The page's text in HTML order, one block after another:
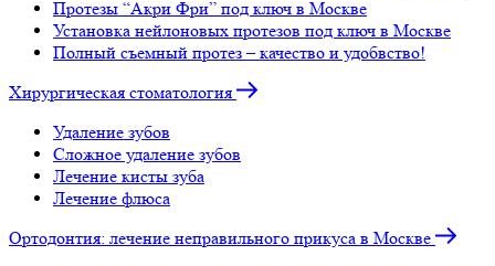
Протезы “Акри Фри” под ключ в Москве
Установка нейлоновых протезов под ключ в Москве
Полный съемный протез – качество и удобвство!
Хирургическая стоматология
Удаление зубов
Сложное удаление зубов
Лечение кисты зуба
Лечение флюса
Ортодонтия: лечение неправильного прикуса в Москве